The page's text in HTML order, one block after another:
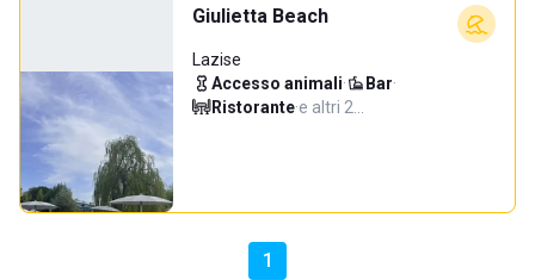
Giulietta Beach
Lazise
Accesso animali· Bar·
Ristorante·e altri 2…
1